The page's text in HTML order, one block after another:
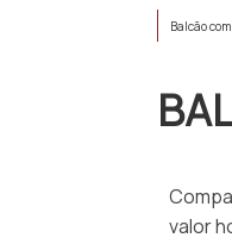
Balcão
valor